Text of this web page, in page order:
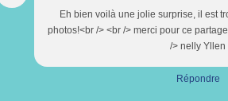
Eh bien voilà une jolie surprise, il est
photos!<br /> <br /> merci pour ce
/> nelly Yllen
Répondre